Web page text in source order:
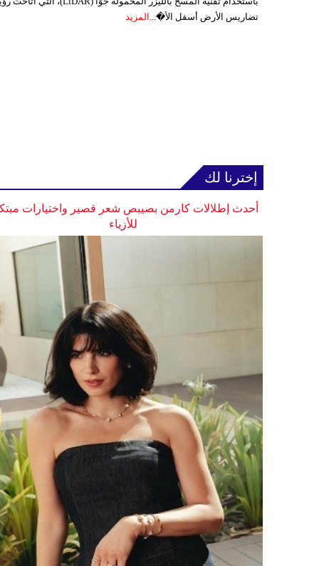
تضاريس الأرض أسفل الأ�... المزيد
إخترنا لك
أحدث إطلالات كارمن بصيبص شعر قصير واختيارات
للأزياء